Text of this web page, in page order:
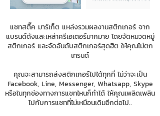
แชทสติ๊ค มาร์เก็ต แหล่งรวมผลงานสติกเกอร์ จาก
แบรนด์ดังและเหล่าครีเอเตอร์มากมาย โดยจัดหมวดหมู่
สติกเกอร์ และจัดอันดับสติกเกอร์สุดฮิต ให้คุณไม่ตก
เทรนด์
คุณจะสามารถส่งสติกเกอร์ไปได้ทุกที่ ไม่ว่าจะเป็น
Facebook, Line, Messenger, Whatsapp, Skype
หรือในทุกช่องทางการแชทไหนก็ทำได้ ให้คุณเพลิดเพลิน
ไปกับการแชทที่ไม่เหมือนเดิมอีกต่อไป..